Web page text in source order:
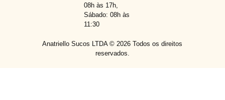
08h às 17h,
Sábado: 08h às
11:30
Anatriello Sucos LTDA © 2026 Todos os direitos
reservados.